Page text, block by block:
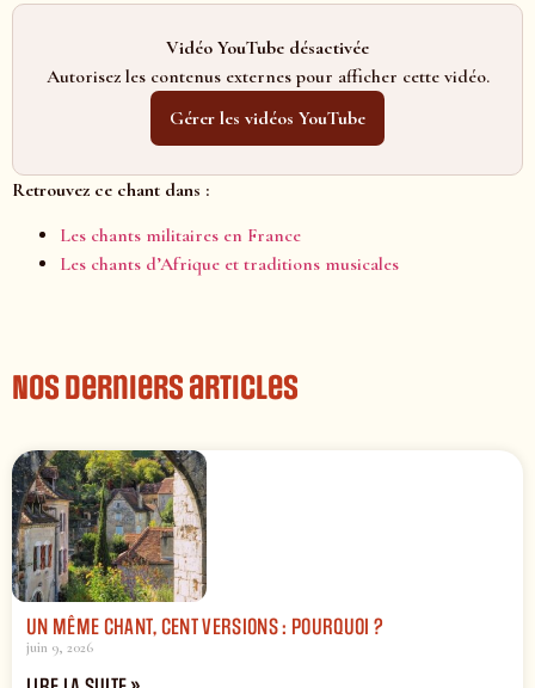
Vidéo YouTube désactivée
Autorisez les contenus externes pour afficher cette vidéo.
Gérer les vidéos YouTube
Retrouvez ce chant dans :
Les chants militaires en France
Les chants d’Afrique et traditions musicales
Nos derniers articles
UN MÊME CHANT, CENT VERSIONS : POURQUOI ?
juin 9, 2026